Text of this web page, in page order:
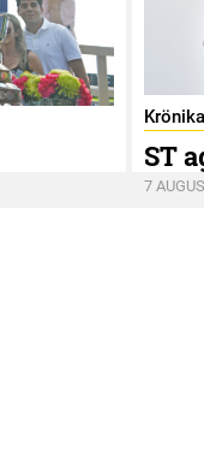
Krönika
ST
7